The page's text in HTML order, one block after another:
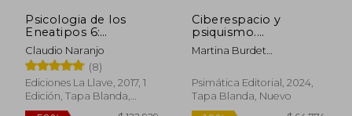
50%
dcto.
50%
dcto.
Psicologia de los
Eneatipos 6:
Cobardes,
Desafiantes y
Fanaticos
Claudio Naranjo
(8)
Ediciones La Llave, 2017, 1
Edición, Tapa Blanda,
Nuevo
Ciberespacio y
psiquismo.
Psicoanálisis en el
mundo virtual
Martina Burdet
Psimática Editorial, 2024,
Tapa Blanda, Nuevo